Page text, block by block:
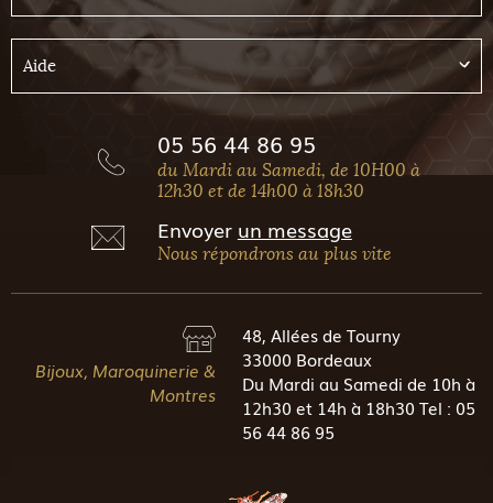
Aide
05 56 44 86 95
du Mardi au Samedi, de 10H00 à
12h30 et de 14h00 à 18h30
Envoyer un message
Nous répondrons au plus vite
Bijoux, Maroquinerie &
Montres
48, Allées de Tourny
33000 Bordeaux
Du Mardi au Samedi de 10h à
12h30 et 14h à 18h30 Tel : 05
56 44 86 95